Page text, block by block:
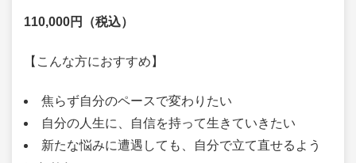
110,000円（税込）
【こんな方におすすめ】
焦らず自分のペースで変わりたい
自分の人生に、自信を持って生きていきたい
新たな悩みに遭遇しても、自分で立て直せるよう